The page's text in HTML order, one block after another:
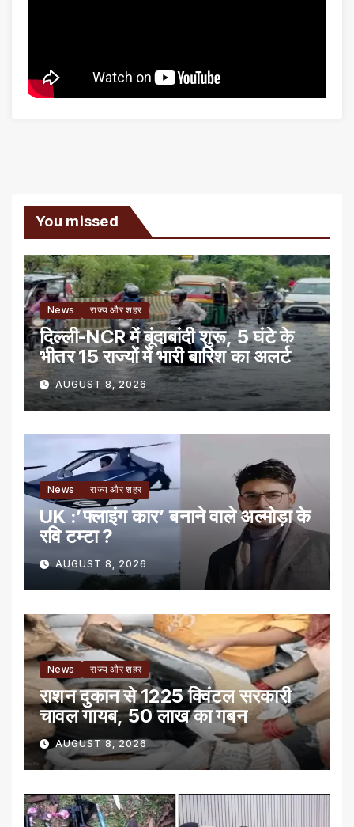
You missed
News राज्य और शहर
दिल्ली-NCR में बूंदाबांदी शुरू, 5 घंटे के
भीतर 15 राज्यों में भारी बारिश का अलर्ट
AUGUST 8, 2026
News राज्य और शहर
UK :’फ्लाइंग कार’ बनाने वाले अल्मोड़ा के
रवि टम्टा ?
AUGUST 8, 2026
News राज्य और शहर
राशन दुकान से 1225 क्विंटल सरकारी
चावल गायब, 50 लाख का गबन
AUGUST 8, 2026